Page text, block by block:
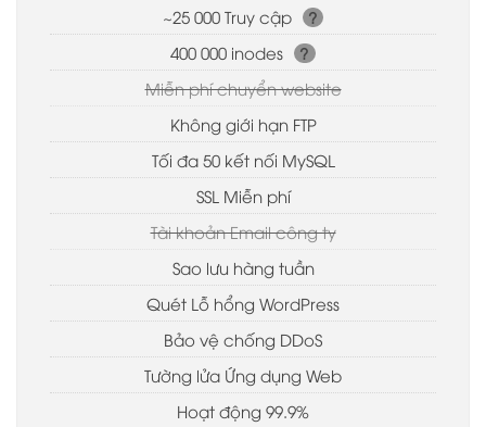
~25 000 Truy cập
?
400 000 inodes ?
Miễn phí chuyển website
Không giới hạn FTP
Tối đa 50 kết nối MySQL
SSL Miễn phí
Tài khoản Email công ty
Sao lưu hàng tuần
Quét Lỗ hổng WordPress
Bảo vệ chống DDoS
Tường lửa Ứng dụng Web
Hoạt động 99.9%